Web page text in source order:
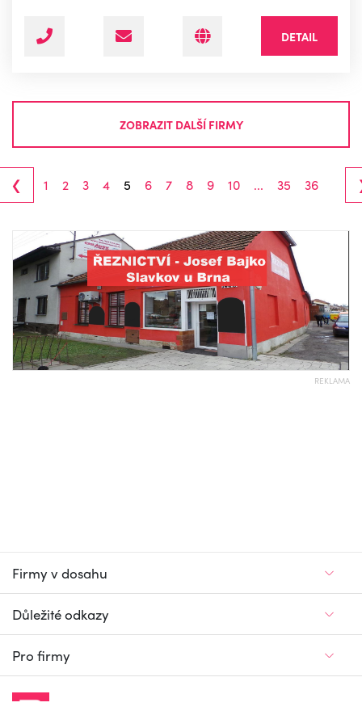
DETAIL
ZOBRAZIT DALŠÍ FIRMY
‹ 1 2 3 4 5 6 7 8 9 10 ... 35 36
REKLAMA
Firmy v dosahu
Důležité odkazy
Pro firmy